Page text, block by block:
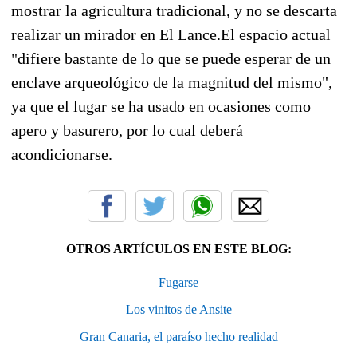
mostrar la agricultura tradicional, y no se descarta
realizar un mirador en El Lance.El espacio actual
"difiere bastante de lo que se puede esperar de un
enclave arqueológico de la magnitud del mismo",
ya que el lugar se ha usado en ocasiones como
apero y basurero, por lo cual deberá
acondicionarse.
OTROS ARTÍCULOS EN ESTE BLOG:
Fugarse
Los vinitos de Ansite
Gran Canaria, el paraíso hecho realidad